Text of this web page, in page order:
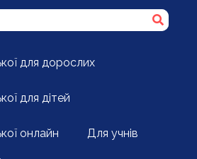
для дорослих
для дітей
онлайн Для учнів